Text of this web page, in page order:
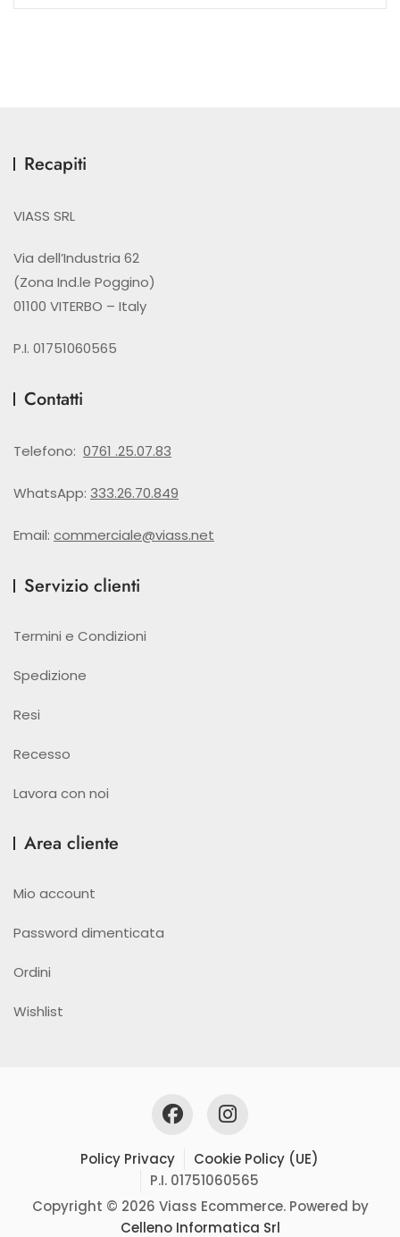
Recapiti
VIASS SRL
Via dell’Industria 62
(Zona Ind.le Poggino)
01100 VITERBO – Italy
P.I. 01751060565
Contatti
Telefono: 0761 .25.07.83
WhatsApp: 333.26.70.849
Email: commerciale@viass.net
Servizio clienti
Termini e Condizioni
Spedizione
Resi
Recesso
Lavora con noi
Area cliente
Mio account
Password dimenticata
Ordini
Wishlist
Policy Privacy
Cookie Policy (UE)
P.I. 01751060565
Copyright © 2026 Viass Ecommerce. Powered by
Celleno Informatica Srl